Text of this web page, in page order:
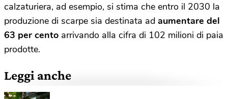
calzaturiera, ad esempio, si stima che entro il 2030 la
produzione di scarpe sia destinata ad aumentare del
63 per cento arrivando alla cifra di 102 milioni di paia
prodotte.
Leggi anche